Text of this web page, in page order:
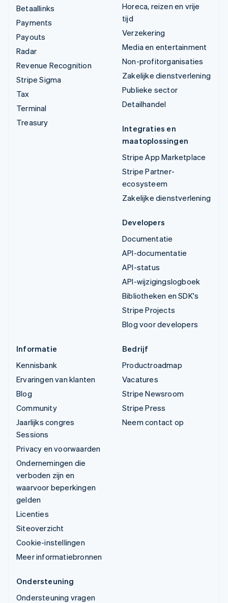
Betaallinks
Payments
Payouts
Radar
Revenue Recognition
Stripe Sigma
Tax
Terminal
Treasury
Horeca, reizen en vrije
tijd
Verzekering
Media en entertainment
Non-profitorganisaties
Zakelijke dienstverlening
Publieke sector
Detailhandel
Integraties en
maatoplossingen
Stripe App Marketplace
Stripe Partner-
ecosysteem
Zakelijke dienstverlening
Developers
Documentatie
API-documentatie
API-status
API-wijzigingslogboek
Bibliotheken en SDK's
Stripe Projects
Blog voor developers
Informatie
Kennisbank
Ervaringen van klanten
Blog
Community
Jaarlijks congres
Sessions
Privacy en voorwaarden
Ondernemingen die
verboden zijn en
waarvoor beperkingen
gelden
Licenties
Siteoverzicht
Cookie-instellingen
Meer informatiebronnen
Bedrijf
Productroadmap
Vacatures
Stripe Newsroom
Stripe Press
Neem contact op
Ondersteuning
Ondersteuning vragen